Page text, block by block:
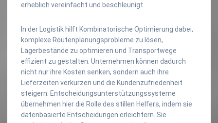
erheblich vereinfacht und beschleunigt.
In der Logistik hilft Kombinatorische Optimierung dabei,
komplexe Routenplanungsprobleme zu lösen,
Lagerbestände zu optimieren und Transportwege
effizient zu gestalten. Unternehmen können dadurch
nicht nur ihre Kosten senken, sondern auch ihre
Lieferzeiten verkürzen und die Kundenzufriedenheit
steigern. Entscheidungsunterstützungssysteme
übernehmen hier die Rolle des stillen Helfers, indem sie
datenbasierte Entscheidungen erleichtern. Sie